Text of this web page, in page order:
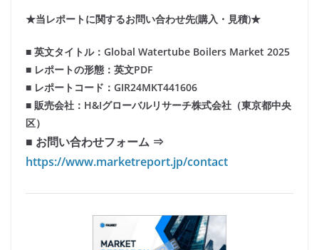
★当レポートに関するお問い合わせ先(購入・見積)★
■ 英文タイトル：Global Watertube Boilers Market 2025
■ レポートの形態：英文PDF
■ レポートコード：GIR24MKT441606
■ 販売会社：H&Iグローバルリサーチ株式会社（東京都中央
区）
■ お問い合わせフォーム ⇒
https://www.marketreport.jp/contact